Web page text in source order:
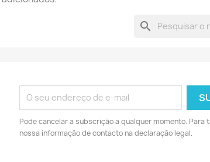
search
Pode cancelar a subscrição a qualquer momento. Para
nossa informação de contacto na declaração legal.